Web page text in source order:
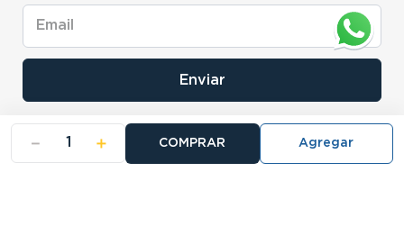
＋
－ COMPRAR
Enviar
- NOSOTROS